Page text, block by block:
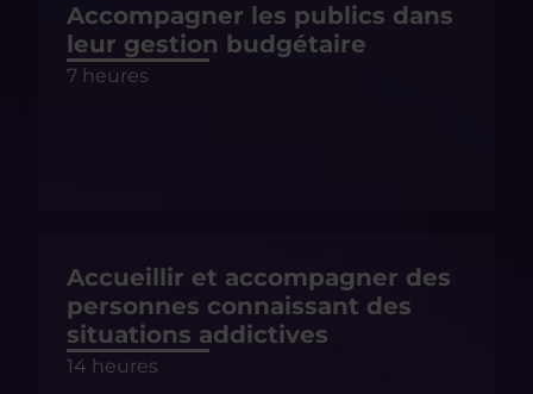
Accompagner les publics dans
leur gestion budgétaire
7 heures
Accueillir et accompagner des
personnes connaissant des
situations addictives
14 heures